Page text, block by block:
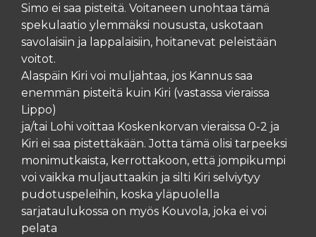
Simo ei saa pisteitä. Voitaneen unohtaa tämä
spekulaatio ylemmäksi noususta, uskotaan
savolaisiin ja lappalaisiin, hoitanevat peleistään
voitot.
Alaspäin Kiri voi muljahtaa, jos Kannus saa
enemmän pisteitä kuin Kiri (vastassa vieraissa
Lippo)
ja/tai Lohi voittaa Koskenkorvan vieraissa 0-2 ja
Kiri ei saa pistettäkään. Jotta tämä olisi tarpeeksi
monimutkaista, kerrottakoon, että jompikumpi
voi vaikka muljauttaakin ja silti Kiri selviytyy
pudotuspeleihin, koska yläpuolella
sarjataulukossa on myös Kouvola, joka ei voi
pelata